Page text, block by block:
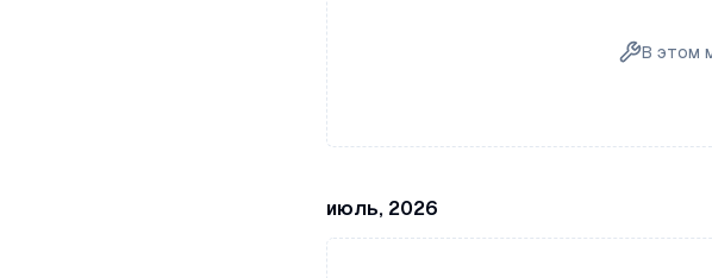
В этом
июль, 2026